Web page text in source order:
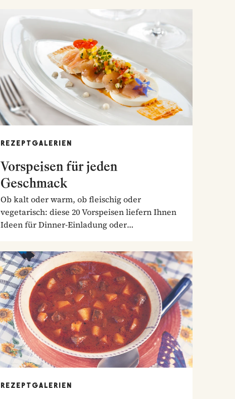
REZEPTGALERIEN
Vorspeisen für jeden
Geschmack
Ob kalt oder warm, ob fleischig oder
vegetarisch: diese 20 Vorspeisen liefern Ihnen
Ideen für Dinner-Einladung oder
REZEPTGALERIEN